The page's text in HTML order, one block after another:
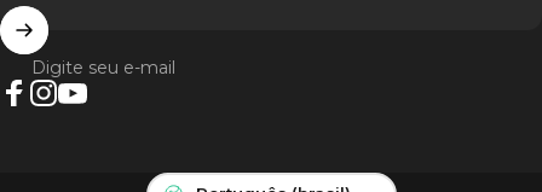
Digite seu e-mail